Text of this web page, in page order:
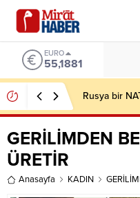
ALTIN
6.660,55
İsrail’in
Fosfor
GERİLİMDEN
ÜRETİR
Anasayfa KADIN